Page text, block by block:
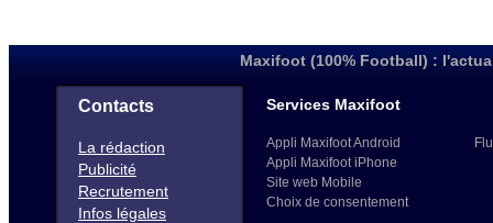
Maxifoot (100% Football) :
Contacts
La rédaction
Publicité
Recrutement
Infos légales
Services Maxifoot
Appli Maxifoot Android
Appli Maxifoot iPhone
Site web Mobile
Choix de consentement